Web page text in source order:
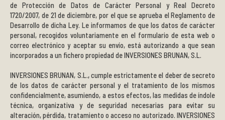
de Protección de Datos de Carácter Personal y Real Decreto
1720/2007, de 21 de diciembre, por el que se aprueba el Reglamento de
Desarrollo de dicha Ley. Le informamos de que los datos de carácter
personal, recogidos voluntariamente en el formulario de esta web o
correo electrónico y aceptar su envío, está autorizando a que sean
incorporados a un fichero propiedad de INVERSIONES BRUNAN, S.L.
INVERSIONES BRUNAN, S.L.,cumple estrictamente el deber de secreto
de los datos de carácter personal y el tratamiento de los mismos
confidencialmente, asumiendo, a estos efectos, las medidas de índole
técnica, organizativa y de seguridad necesarias para evitar su
alteración, pérdida, tratamiento o acceso no autorizado. INVERSIONES